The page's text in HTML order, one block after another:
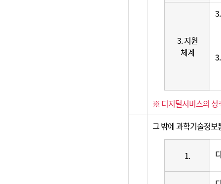
3. 지원
체계
※ 디지털서비스의 성
그 밖에 과학기술정
1.